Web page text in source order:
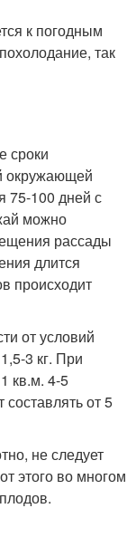
к погодным
так
сроки
окружающей
75-100 дней с
можно
рассады
длится
происходит
от условий
3 кг. При
кв.м. 4-5
от 5
не следует
этого во многом